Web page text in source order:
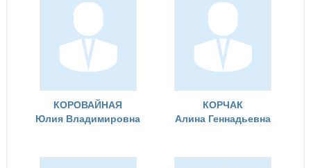
КОРОВАЙНАЯ
Юлия Владимировна
КОРЧАК
Алина Геннадьевна